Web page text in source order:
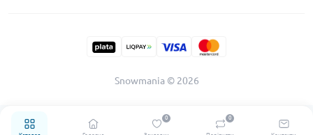
0 0
Snowmania © 2026